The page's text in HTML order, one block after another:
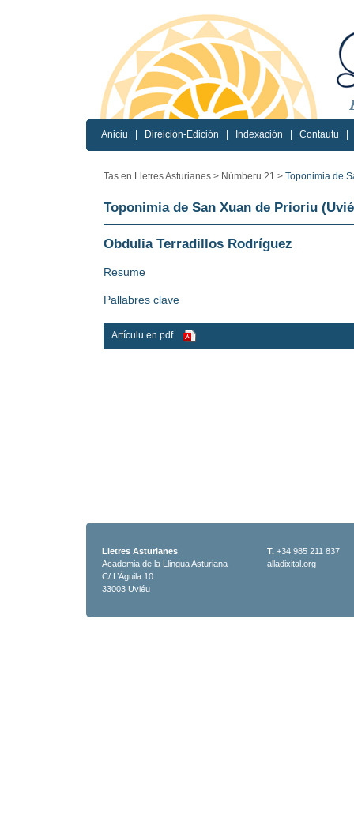
Aniciu Direición-Edición Indexación Contautu
Tas en Lletres Asturianes > Númberu 21 > Toponimia de
Toponimia de San Xuan de Prioriu
Obdulia Terradillos Rodríguez
Resume
Pallabres clave
Artículu en pdf
Lletres Asturianes
Academia de la Llingua Asturiana
C/ L’Águila 10
33003 Uviéu
T. +34 985 211 837
alladixital.org